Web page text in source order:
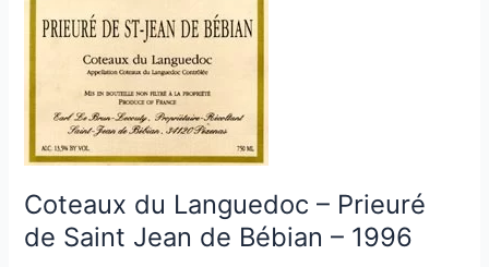
de
Bébian
–
1996
Coteaux du Languedoc – Prieuré
de Saint Jean de Bébian – 1996